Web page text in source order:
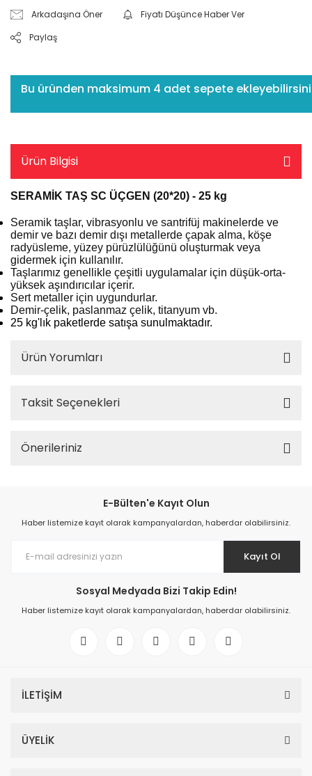
Arkadaşına Öner
Fiyatı Düşünce Haber Ver
Paylaş
Bu üründen maksimum 4 adet sepete
Ürün Bilgisi
SERAMİK TAŞ SC ÜÇGEN (20*20) - 25 kg
Seramik taşlar, vibrasyonlu ve santrifüj makinelerde ve
demir ve bazı demir dışı metallerde çapak alma, köşe
radyüsleme, yüzey pürüzlülüğünü oluşturmak veya
gidermek için kullanılır.
Taşlarımız genellikle çeşitli uygulamalar için düşük-orta-
yüksek aşındırıcılar içerir.
Sert metaller için uygundurlar.
Demir-çelik, paslanmaz çelik, titanyum vb.
25 kg'lık paketlerde satışa sunulmaktadır.
Ürün Yorumları
Taksit Seçenekleri
Önerileriniz
E-Bülten'e Kayıt Olun
Haber listemize kayıt olarak kampanyalardan, haberdar olabilirsiniz.
Kayıt Ol
Sosyal Medyada Bizi Takip Edin!
Haber listemize kayıt olarak kampanyalardan, haberdar olabilirsiniz.
İLETİŞİM
ÜYELİK